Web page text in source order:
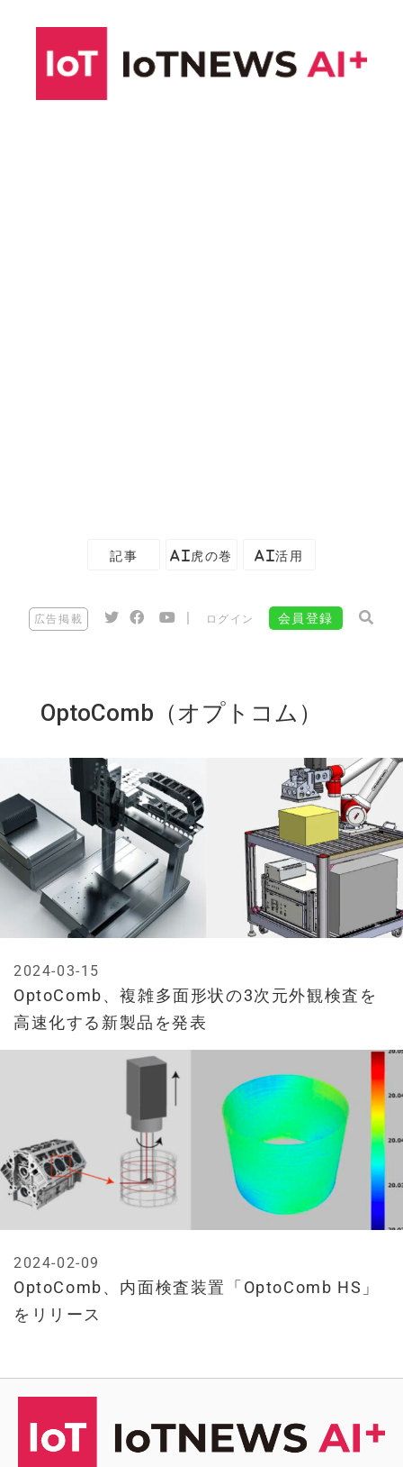
記事 AI虎の巻 AI活用
広告掲載 ログイン 会員登録
OptoComb（オプトコム）
OptoComb、複雑多面形状の3次元外観検査を
高速化する新製品を発表
2024-03-15
OptoComb、内面検査装置「OptoComb HS」
をリリース
2024-02-09